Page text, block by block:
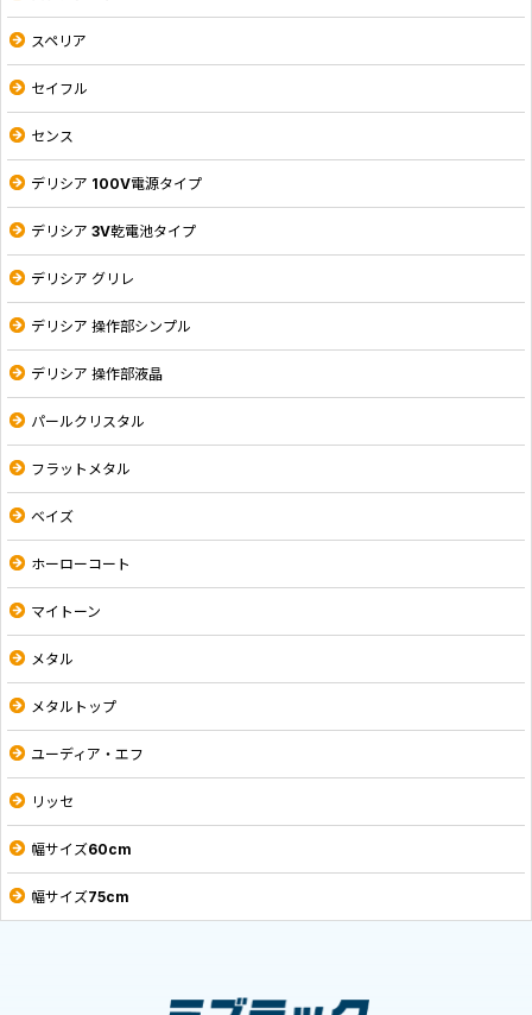
スペリア
セイフル
センス
デリシア 100V電源タイプ
デリシア 3V乾電池タイプ
デリシア グリレ
デリシア 操作部シンプル
デリシア 操作部液晶
パールクリスタル
フラットメタル
ベイズ
ホーローコート
マイトーン
メタル
メタルトップ
ユーディア・エフ
リッセ
幅サイズ60cm
幅サイズ75cm